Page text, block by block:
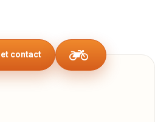
pourra s'accompagner d'une
ou de fromages de la
région.
sont vendus sur place.
contact